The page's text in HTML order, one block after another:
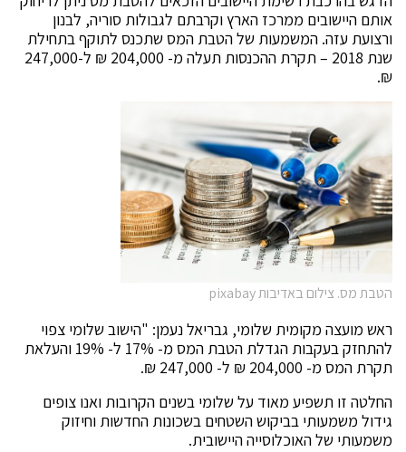
אותם היישובים ממרכז הארץ וקרבתם לגבולות סוריה, לבנון
ורצועת עזה. המשמעות של הטבת המס שתכנס לתוקף בתחילת
שנת 2018 – תקרת ההכנסות תעלה מ- 204,000 ₪ ל-247,000
₪.
הטבת מס. צילום באדיבות pixabay
ראש מועצה מקומית שלומי, גבריאל נעמן: "הישוב שלומי צפוי
להתחזק בעקבות הגדלת הטבת המס מ- 17% ל- 19% והעלאת
תקרת המס מ- 204,000 ₪ ל- 247,000 ₪.
החלטה זו תשפיע מאוד על שלומי בשנים הקרובות ואנו צופים
גידול משמעותי בביקוש השטחים בשכונות החדשות וחיזוק
משמעותי של האוכלוסייה היישובית.